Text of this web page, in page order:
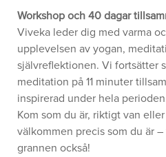
Workshop och 40 dagar
Viveka leder dig med varma
upplevelsen av yogan,
självreflektionen. Vi fortsätter
meditation på 11 minuter
inspirerad under hela
Kom som du är, riktigt van
välkommen precis som du är
grannen också!